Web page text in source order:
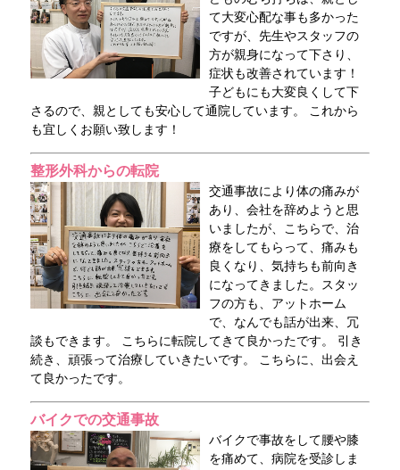
て大変心配な事も多かった
ですが、先生やスタッフの
方が親身になって下さり、
症状も改善されています！
子どもにも大変良くして下
さるので、親としても安心して通院しています。 これから
も宜しくお願い致します！
整形外科からの転院
交通事故により体の痛みが
あり、会社を辞めようと思
いましたが、こちらで、治
療をしてもらって、痛みも
良くなり、気持ちも前向き
になってきました。スタッ
フの方も、アットホーム
で、なんでも話が出来、冗
談もできます。 こちらに転院してきて良かったです。 引き
続き、頑張って治療していきたいです。 こちらに、出会え
て良かったです。
バイクでの交通事故
バイクで事故をして腰や膝
を痛めて、病院を受診しま